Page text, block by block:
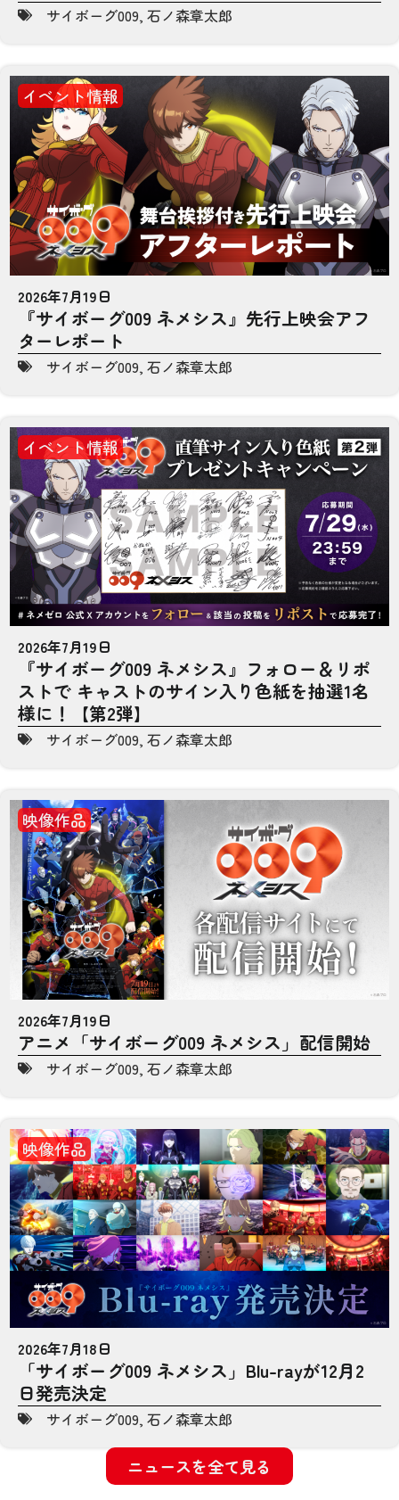
サイボーグ009, 石ノ森章太郎
イベント情報
2026年7月19日
『サイボーグ009 ネメシス』先行上映会アフ
ターレポート
サイボーグ009, 石ノ森章太郎
イベント情報
2026年7月19日
『サイボーグ009 ネメシス』フォロー＆リポ
ストで キャストのサイン入り色紙を抽選1名
様に！【第2弾】
サイボーグ009, 石ノ森章太郎
映像作品
2026年7月19日
アニメ「サイボーグ009 ネメシス」配信開始
サイボーグ009, 石ノ森章太郎
映像作品
2026年7月18日
「サイボーグ009 ネメシス」Blu-rayが12月2
日発売決定
サイボーグ009, 石ノ森章太郎
ニュースを全て見る